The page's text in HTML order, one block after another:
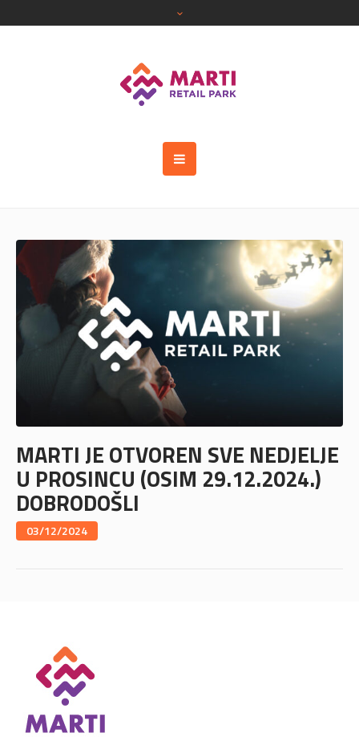
MARTI JE OTVOREN SVE NEDJELJE
U PROSINCU (OSIM 29.12.2024.)
DOBRODOŠLI
03/12/2024